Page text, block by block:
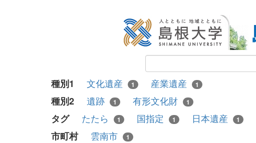
種別1 文化遺産 1 産業遺産 1
種別2 遺跡 1 有形文化財 1
タグ たたら 1 国指定 1 日本遺産 1
市町村 雲南市 1